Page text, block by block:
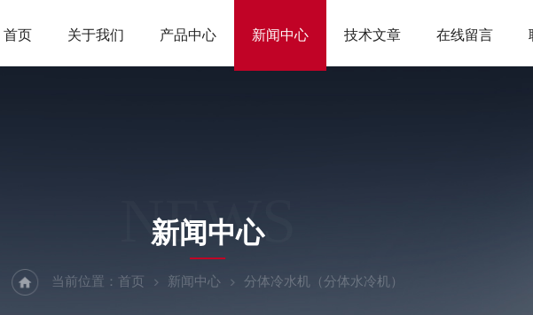
首页 关于我们 产品中心 新闻中心 技术文章 在线留言
NEWS
新闻中心
当前位置： 首页 新闻中心 分体冷水机（分体水冷机）